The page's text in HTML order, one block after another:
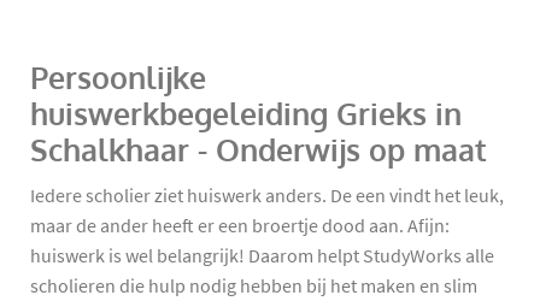
Persoonlijke
huiswerkbegeleiding Grieks in
Schalkhaar - Onderwijs op maat
Iedere scholier ziet huiswerk anders. De een vindt het leuk,
maar de ander heeft er een broertje dood aan. Afijn:
huiswerk is wel belangrijk! Daarom helpt StudyWorks alle
scholieren die hulp nodig hebben bij het maken en slim